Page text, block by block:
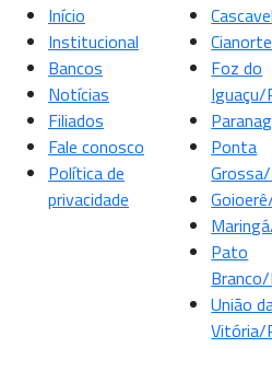
Início
Institucional
Bancos
Notícias
Filiados
Fale conosco
Política de
privacidade
Foz do
Iguaçu/
Ponta
Pato
União
Vitória/